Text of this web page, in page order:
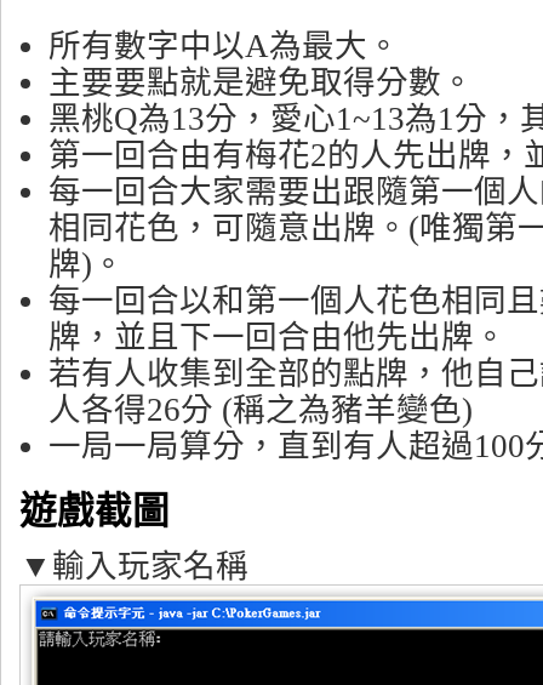
所有數字中以A為最大。
主要要點就是避免取得分數。
黑桃Q為13分，愛心1~13為1分，
第一回合由有梅花2的人先出牌，
每一回合大家需要出跟隨第一個
相同花色，可隨意出牌。(唯獨第
牌)。
每一回合以和第一個人花色相同
牌，並且下一回合由他先出牌。
若有人收集到全部的點牌，他自
人各得26分 (稱之為豬羊變色)
一局一局算分，直到有人超過100
遊戲截圖
▼輸入玩家名稱